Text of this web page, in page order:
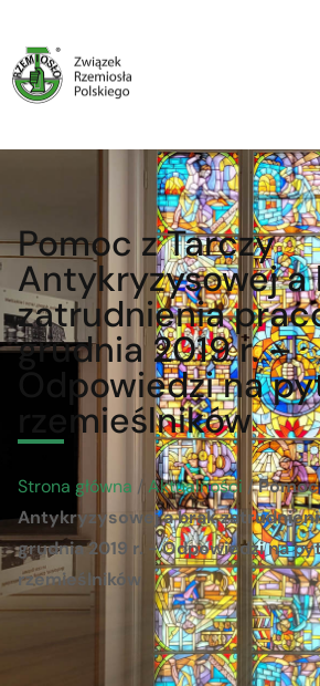
Pomoc z Tarczy
Antykryzysowej a
zatrudnienia
grudnia 2019 r. –
Odpowiedzi na
rzemieślników
Strona główna / Aktualności /
Antykryzysowej a brak
grudnia 2019 r. - Odpowiedzi na
rzemieślników